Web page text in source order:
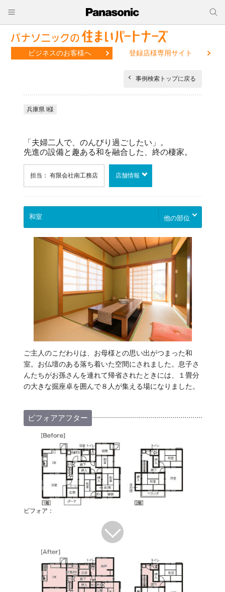
ビジネスのお客様へ 登録店様専用サイト
事例検索トップに戻る
兵庫県 I様
「夫婦二人で、のんびり過ごしたい」。
先進の設備と趣ある和を融合した、終の棲家。
担当： 有限会社南工務店 店舗情報
他の部位
ご主人のこだわりは、お母様との思い出がつまった和
室。お仏壇のある落ち着いた空間にされました。息子さ
んたちがお孫さんを連れて帰省されたときには、１畳分
の大きな掘座卓を囲んで８人が集える場になりました。
ビフォアアフター
ビフォア：